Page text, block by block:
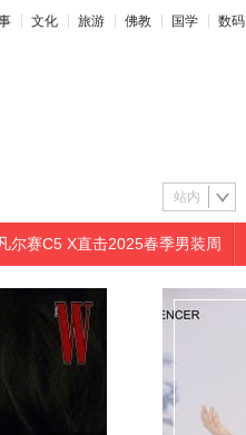
文化 旅游 佛教 国学 数码
站内
凡尔赛C5 X直击2025春季男装周